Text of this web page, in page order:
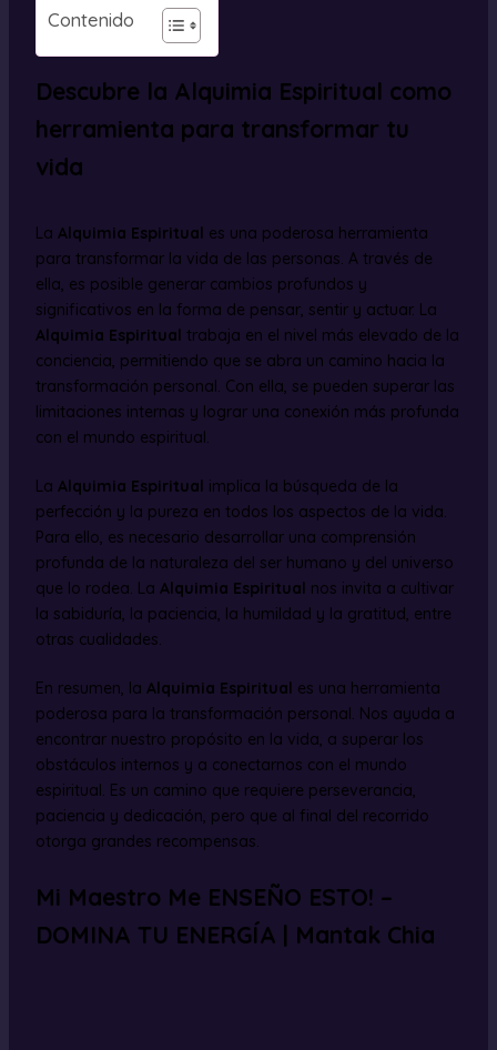
Contenido
Descubre la Alquimia Espiritual como
herramienta para transformar tu
vida
La Alquimia Espiritual es una poderosa herramienta
para transformar la vida de las personas. A través de
ella, es posible generar cambios profundos y
significativos en la forma de pensar, sentir y actuar. La
Alquimia Espiritual trabaja en el nivel más elevado de la
conciencia, permitiendo que se abra un camino hacia la
transformación personal. Con ella, se pueden superar las
limitaciones internas y lograr una conexión más profunda
con el mundo espiritual.
La Alquimia Espiritual implica la búsqueda de la
perfección y la pureza en todos los aspectos de la vida.
Para ello, es necesario desarrollar una comprensión
profunda de la naturaleza del ser humano y del universo
que lo rodea. La Alquimia Espiritual nos invita a cultivar
la sabiduría, la paciencia, la humildad y la gratitud, entre
otras cualidades.
En resumen, la Alquimia Espiritual es una herramienta
poderosa para la transformación personal. Nos ayuda a
encontrar nuestro propósito en la vida, a superar los
obstáculos internos y a conectarnos con el mundo
espiritual. Es un camino que requiere perseverancia,
paciencia y dedicación, pero que al final del recorrido
otorga grandes recompensas.
Mi Maestro Me ENSEÑO ESTO! –
DOMINA TU ENERGÍA | Mantak Chia